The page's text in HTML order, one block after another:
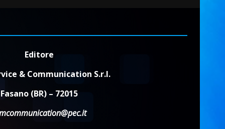
Editore
& Communication S.r.l.
Fasano (BR) – 72015